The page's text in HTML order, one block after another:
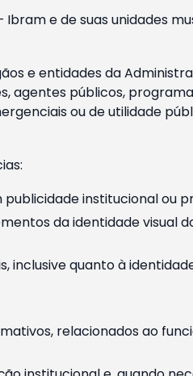
e de suas unidades
e entidades da
públicos,
ou de utilidade
institucional ou
da identidade visual
inclusive quanto à
relacionados ao